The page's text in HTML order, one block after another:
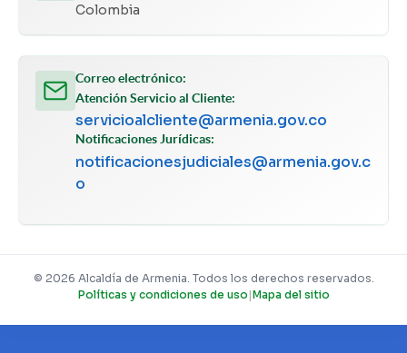
Colombia
Correo electrónico:
Atención Servicio al Cliente:
servicioalcliente@armenia.gov.co
Notificaciones Jurídicas:
notificacionesjudiciales@armenia.gov.c
o
© 2026 Alcaldía de Armenia. Todos los derechos reservados.
Políticas y condiciones de uso |Mapa del sitio